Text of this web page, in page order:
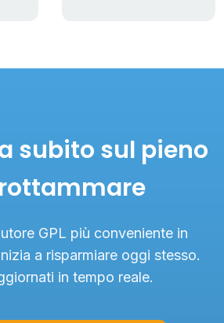
subito sul pieno
GPL più conveniente in
a risparmiare oggi stesso.
in tempo reale.